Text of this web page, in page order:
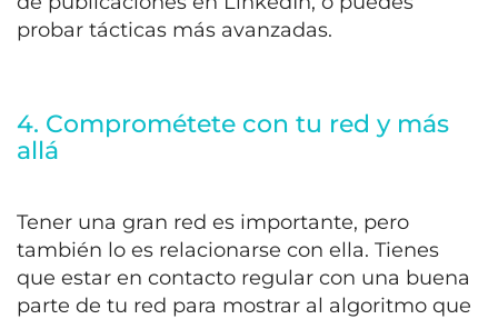
probar tácticas más avanzadas.
4. Comprométete con tu red y más
allá
Tener una gran red es importante, pero
también lo es relacionarse con ella. Tienes
que estar en contacto regular con una buena
parte de tu red para mostrar al algoritmo que